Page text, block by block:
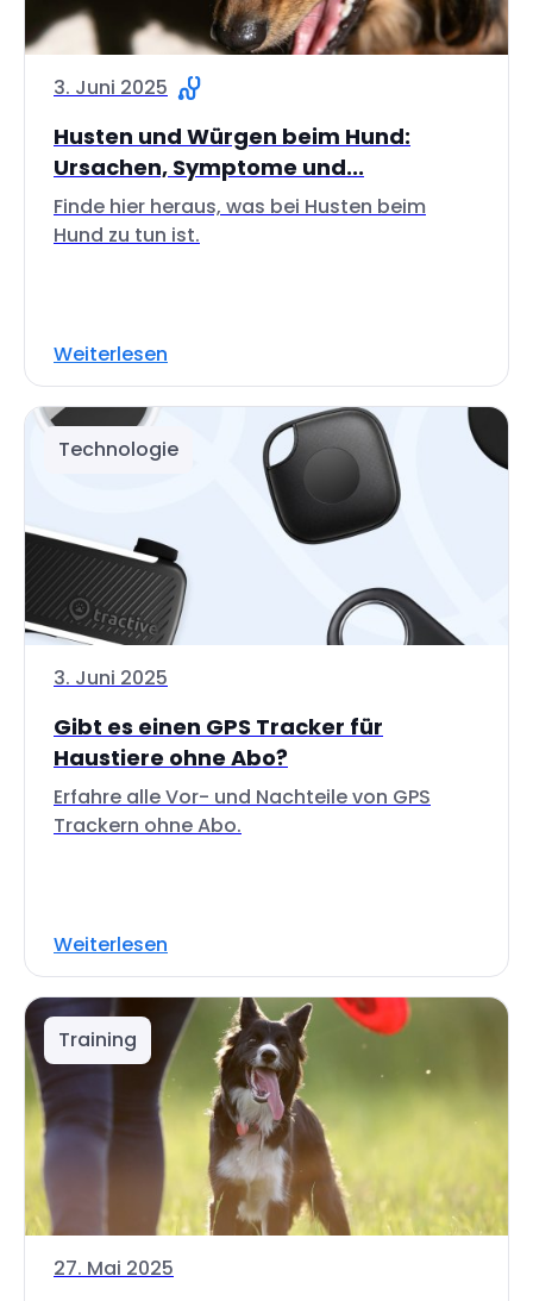
3. Juni 2025
Husten und Würgen beim Hund:
Ursachen, Symptome und...
Finde hier heraus, was bei Husten beim
Hund zu tun ist.
Weiterlesen
Technologie
3. Juni 2025
Gibt es einen GPS Tracker für
Haustiere ohne Abo?
Erfahre alle Vor- und Nachteile von GPS
Trackern ohne Abo.
Weiterlesen
Training
27. Mai 2025